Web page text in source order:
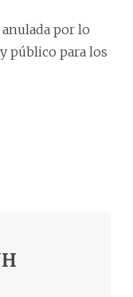
por lo
público para los